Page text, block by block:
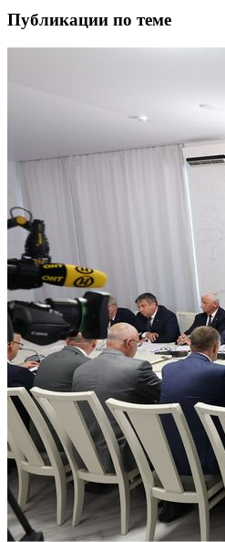
Публикации по теме